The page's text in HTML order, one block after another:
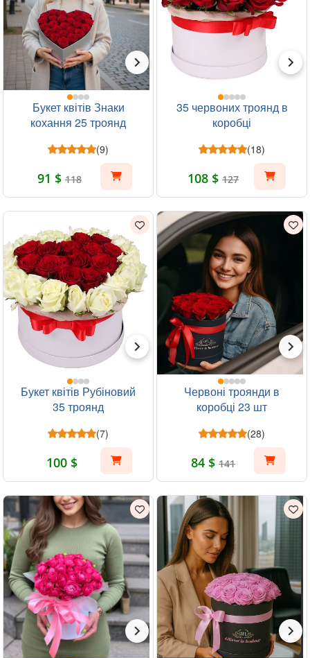
Букет квітів Знаки
кохання 25 троянд
(9)
91 $ 118
35 червоних троянд в
коробці
(18)
108 $ 127
Букет квітів Рубіновий
35 троянд
(7)
100 $
Червоні троянди в
коробці 23 шт
(28)
84 $ 141